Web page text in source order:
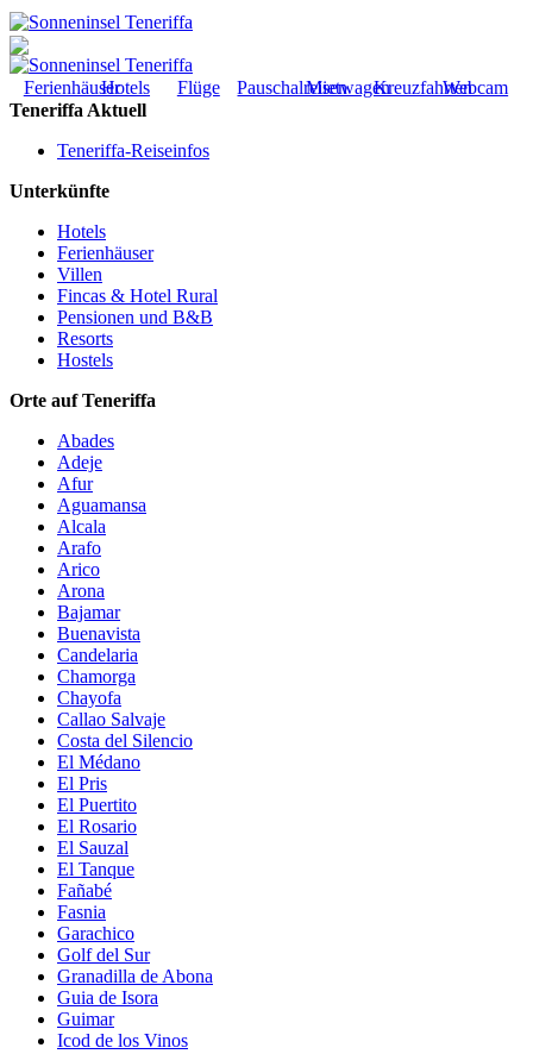
FerienhäuserHotels Flüge PauschalreisenMietwagenKreuzfahrtenWebcam
Teneriffa Aktuell
Teneriffa-Reiseinfos
Unterkünfte
Hotels
Ferienhäuser
Villen
Fincas & Hotel Rural
Pensionen und B&B
Resorts
Hostels
Orte auf Teneriffa
Abades
Adeje
Afur
Aguamansa
Alcala
Arafo
Arico
Arona
Bajamar
Buenavista
Candelaria
Chamorga
Chayofa
Callao Salvaje
Costa del Silencio
El Médano
El Pris
El Puertito
El Rosario
El Sauzal
El Tanque
Fañabé
Fasnia
Garachico
Golf del Sur
Granadilla de Abona
Guia de Isora
Guimar
Icod de los Vinos